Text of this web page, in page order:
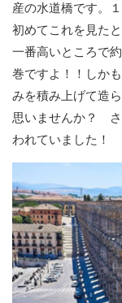
産の水道橋です。
初めてこれを見た
一番高いところで
巻ですよ！！しか
みを積み上げて造
思いませんか？ さ
われていました！